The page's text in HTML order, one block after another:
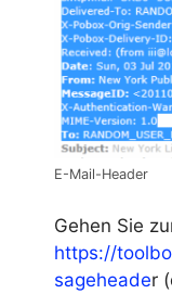
E-Mail-Header
Gehen Sie
https://
sageheader